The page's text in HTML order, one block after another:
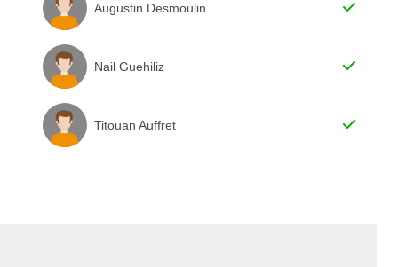
Augustin Desmoulin
Nail Guehiliz
Titouan Auffret